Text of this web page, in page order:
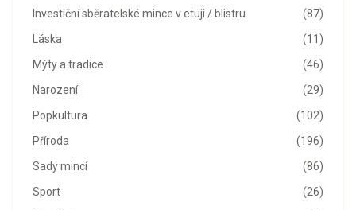
(87)
Investiční sběratelské mince v etuji / blistru
(11)
Láska
(46)
Mýty a tradice
(29)
Narození
(102)
Popkultura
(196)
Příroda
(86)
Sady mincí
(26)
Sport